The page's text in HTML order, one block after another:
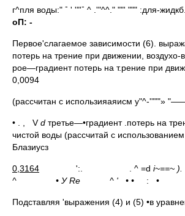
г^пля воды:" - ' '"'- ^ .'"^^." ""' """ :для-
оП: -
Первое'слагаемое зависимости (6).
потерь на трение при движении,
рое—градиент потерь на т.рение при
0,0094
(рассчитан с использияаяисм у"^-'"""»
• . , Vd третье—•градиент .потерь на
чистой во­ды (рассчитай с
Блазиусз
0,3164 ':. . ^ =d
^ • УRe ^ ' • • : •
Подставляя 'выражения (4) и (5) •в